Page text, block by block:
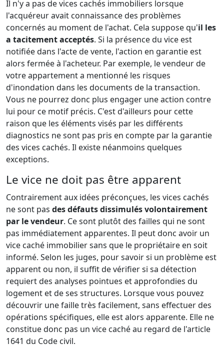
Il n'y a pas de vices cachés immobiliers lorsque
l'acquéreur avait connaissance des problèmes
concernés au moment de l'achat. Cela suppose qu'il les
a tacitement acceptés. Si la présence du vice est
notifiée dans l'acte de vente, l'action en garantie est
alors fermée à l'acheteur. Par exemple, le vendeur de
votre appartement a mentionné les risques
d'inondation dans les documents de la transaction.
Vous ne pourrez donc plus engager une action contre
lui pour ce motif précis. C'est d'ailleurs pour cette
raison que les éléments visés par les différents
diagnostics ne sont pas pris en compte par la garantie
des vices cachés. Il existe néanmoins quelques
exceptions.
Le vice ne doit pas être apparent
Contrairement aux idées préconçues, les vices cachés
ne sont pas des défauts dissimulés volontairement
par le vendeur. Ce sont plutôt des failles qui ne sont
pas immédiatement apparentes. Il peut donc avoir un
vice caché immobilier sans que le propriétaire en soit
informé. Selon les juges, pour savoir si un problème est
apparent ou non, il suffit de vérifier si sa détection
requiert des analyses pointues et approfondies du
logement et de ses structures. Lorsque vous pouvez
découvrir une faille très facilement, sans effectuer des
opérations spécifiques, elle est alors apparente. Elle ne
constitue donc pas un vice caché au regard de l'article
1641 du Code civil.